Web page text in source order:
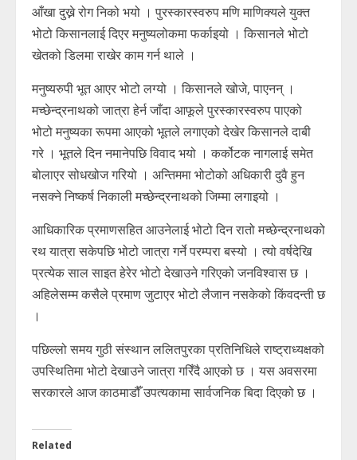
आँखा दुख्ने रोग निको भयो । पुरस्कारस्वरुप मणि माणिक्यले युक्त
भोटो किसानलाई दिएर मनुष्यलोकमा फर्काइयो । किसानले भोटो
खेतको डिलमा राखेर काम गर्न थाले ।
मनुष्यरुपी भूत आएर भोटो लग्यो । किसानले खोजे, पाएनन् ।
मच्छेन्द्रनाथको जात्रा हेर्न जाँदा आफूले पुरस्कारस्वरुप पाएको
भोटो मनुष्यका रूपमा आएको भूतले लगाएको देखेर किसानले दाबी
गरे । भूतले दिन नमानेपछि विवाद भयो । कर्कोटक नागलाई समेत
बोलाएर सोधखोज गरियो । अन्तिममा भोटोको अधिकारी दुवै हुन
नसक्ने निष्कर्ष निकाली मच्छेन्द्रनाथको जिम्मा लगाइयो ।
आधिकारिक प्रमाणसहित आउनेलाई भोटो दिन रातो मच्छेन्द्रनाथको
रथ यात्रा सकेपछि भोटो जात्रा गर्ने परम्परा बस्यो । त्यो वर्षदेखि
प्रत्येक साल साइत हेरेर भोटो देखाउने गरिएको जनविश्वास छ ।
अहिलेसम्म कसैले प्रमाण जुटाएर भोटो लैजान नसकेको किंवदन्ती छ
।
पछिल्लो समय गुठी संस्थान ललितपुरका प्रतिनिधिले राष्ट्राध्यक्षको
उपस्थितिमा भोटो देखाउने जात्रा गरिँदै आएको छ । यस अवसरमा
सरकारले आज काठमाडौँ उपत्यकामा सार्वजनिक बिदा दिएको छ ।
Related